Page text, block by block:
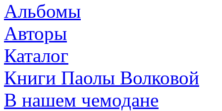
Альбомы
Авторы
Каталог
Книги Паолы Волковой
В нашем чемодане